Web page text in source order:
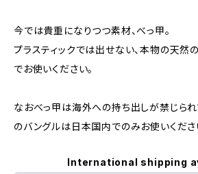
今では貴重になりつつ素材、べっ甲。
プラスティックでは出せない、本物の天然
でお使いください。
なおべっ甲は海外への持ち出しが禁じられ
のバングルは日本国内でのみお使いくださ
International shipping